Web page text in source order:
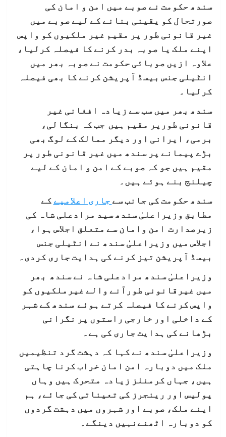
سندھ حکومت نے صوبے میں امن و امان کی
صورتحال کو یقینی بنانے کے لیے صوبے میں
غیر قانونی طور پر مقیم غیر ملکیوں کو واپس
اپنے ملک یا صوبہ بدر کرنے کا فیصلہ کرلیا،
علاوہ ازیں صوبائی حکومت نے صوبہ بھر میں
انٹیلی جنس بیسڈ آپریشن کرنے کا بھی فیصلہ
کرلیا۔
سندھ بھر میں سب سے زیادہ افغانی غیر
قانونی طورپر مقیم ہیں جب کہ بنگالی،
برمی، ایرانی اور دیگر ممالک کے لوگ بھی
بڑے پیمانے پر سندھ میں غیر قانونی طور پر
مقیم ہیں جو کہ صوبے کے امن و امان کے لیے
چیلنج بنے ہوئے ہیں۔
سندھ حکومت کی جانب سے جاری اعلامیے کے
مطابق وزیراعلیٰ سندھ سید مرادعلی شاہ کی
زیرصدارت امن وامان سے متعلق اجلاس ہوا،
اجلاس میں وزیراعلیٰ سندھ نے انٹیلی جنس
بیسڈ آپریشن تیز کرنے کی ہدایت جاری کردی۔
وزیراعلیٰ سندھ مرادعلی شاہ نے سندھ بھر
میں غیرقانونی طورآنے والے غیرملکیوں کو
واپس کرنے کا فیصلہ کرتے ہوئے سندھ کے شہر
کے داخلی اور خارجی راستوں پر نگرانی
بڑھانے کی ہدایت جاری کی ہے۔
وزیراعلیٰ سندھ نے کہا کہ دہشت گرد تنظیمیں
ملک میں دوبارہ امن امان خراب کرنا چاہتی
ہیں، جہاں کرمنلز زیادہ متحرک ہیں وہاں
پولیس اور رینجرز کی تعیناتی کی جائے، ہم
اپنے ملک، صوبے اور شہروں میں دہشت گردوں
کو دوبارہ اٹھنےنہیں دینگے۔